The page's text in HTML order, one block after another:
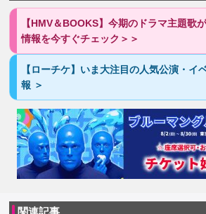
【HMV＆BOOKS】今期のドラマ主題歌
情報を今すぐチェック＞＞
【ローチケ】いま大注目の人気公演・イ
報 ＞